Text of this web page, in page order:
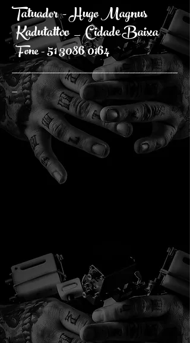
Tatuador - Hugo Magnus
Kadutattoo _ Cidade Baixa
Fone -51 3086 0164
_______________________________
_